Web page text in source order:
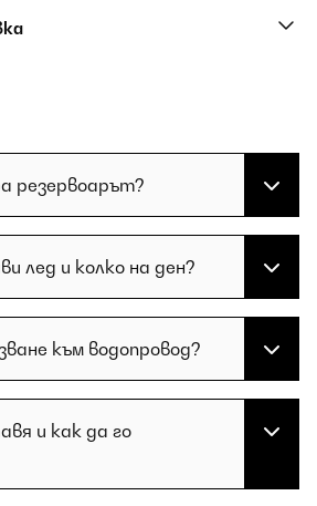
резервоарът?
лед и колко на ден?
към водопровод?
и как да го